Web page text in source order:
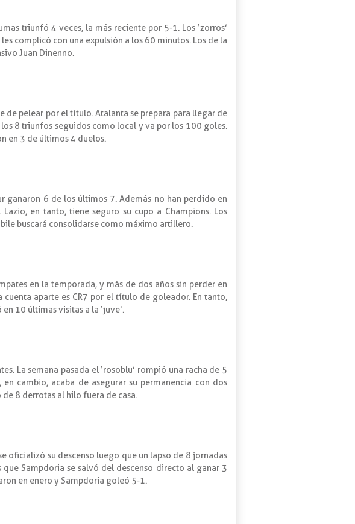
triunfó 4 veces, la más reciente por 5-1. Los ‘zorros’
complicó con una expulsión a los 60 minutos. Los de la
Juan Dinenno.
de pelear por el título. Atalanta se prepara para llegar de
8 triunfos seguidos como local y va por los 100 goles.
en 3 de últimos 4 duelos.
ganaron 6 de los últimos 7. Además no han perdido en
en tanto, tiene seguro su cupo a Champions. Los
buscará consolidarse como máximo artillero.
en la temporada, y más de dos años sin perder en
aparte es CR7 por el título de goleador. En tanto,
10 últimas visitas a la ‘juve’.
La semana pasada el ‘rosoblu’ rompió una racha de 5
cambio, acaba de asegurar su permanencia con dos
8 derrotas al hilo fuera de casa.
oficializó su descenso luego que un lapso de 8 jornadas
Sampdoria se salvó del descenso directo al ganar 3
en enero y Sampdoria goleó 5-1.